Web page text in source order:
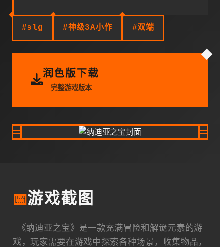
#slg #神级3A小作 #双端
润色版下载
完整游戏版本
📅游戏截图
《纳迪亚之宝》是一款充满冒险和解谜元素的游
戏，玩家需要在游戏中探索各种场景，收集物品，